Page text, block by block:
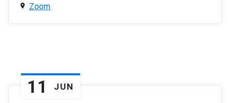
Zoom
11 JUN